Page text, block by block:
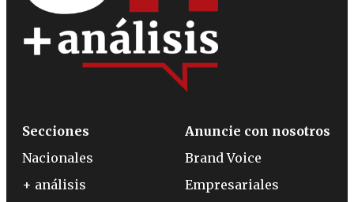
Secciones
Nacionales
+ análisis
Anuncie con nosotros
Brand Voice
Empresariales